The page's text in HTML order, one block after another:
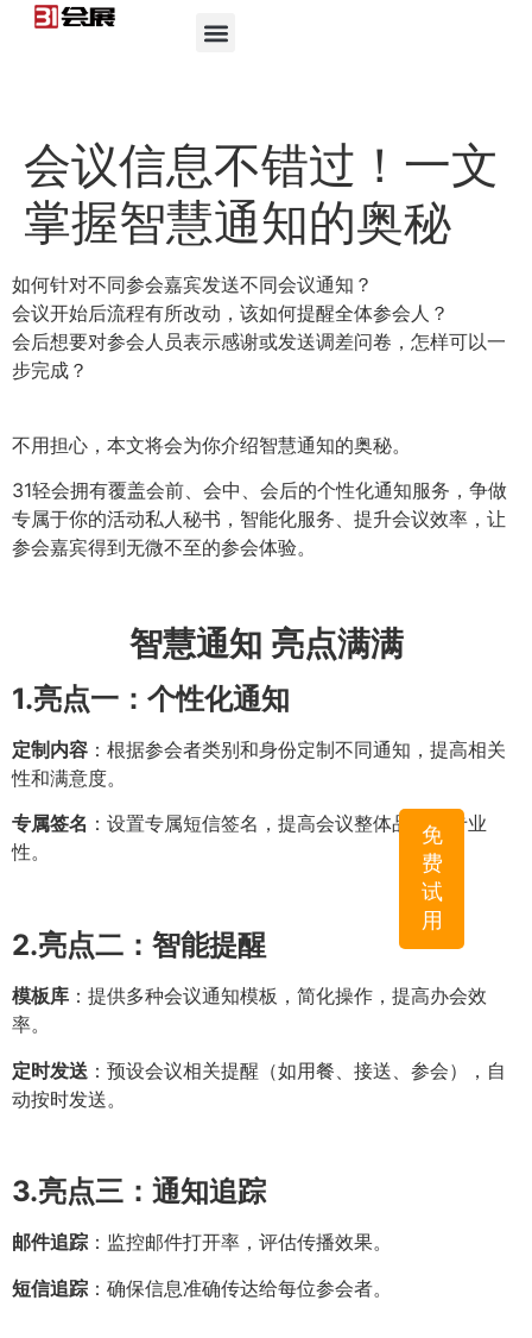
免
费
试
用
会议信息不错过！一文
掌握智慧通知的奥秘
如何针对不同参会嘉宾发送不同会议通知？
会议开始后流程有所改动，该如何提醒全体参会人？
会后想要对参会人员表示感谢或发送调差问卷，怎样可以一
步完成？
不用担心，本文将会为你介绍智慧通知的奥秘。
31轻会拥有覆盖会前、会中、会后的个性化通知服务，争做
专属于你的活动私人秘书，智能化服务、提升会议效率，让
参会嘉宾得到无微不至的参会体验。
智慧通知 亮点满满
1.亮点一：个性化通知
定制内容 ：根据参会者类别和身份定制不同通知，提高相关
性和满意度。
专属签名 ：设置专属短信签名，提高会议整体品牌和专业
性。
2.亮点二：智能提醒
模板库 ：提供多种会议通知模板，简化操作，提高办会效
率。
定时发送 ：预设会议相关提醒（如用餐、接送、参会），自
动按时发送。
3.亮点三：通知追踪
邮件追踪 ：监控邮件打开率，评估传播效果。
短信追踪 ：确保信息准确传达给每位参会者。